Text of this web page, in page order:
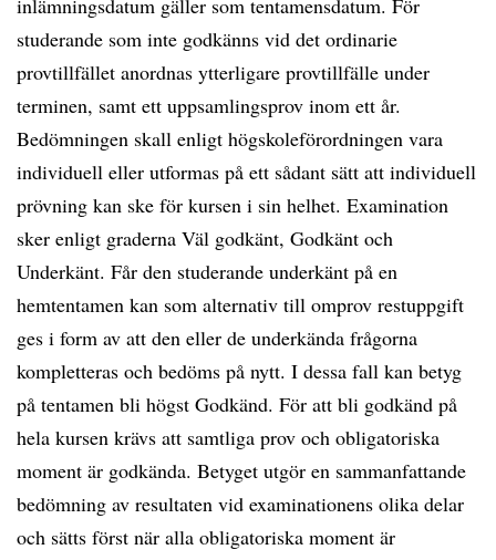
inlämningsdatum gäller som tentamensdatum. För
studerande som inte godkänns vid det ordinarie
provtillfället anordnas ytterligare provtillfälle under
terminen, samt ett uppsamlingsprov inom ett år.
Bedömningen skall enligt högskoleförordningen vara
individuell eller utformas på ett sådant sätt att individuell
prövning kan ske för kursen i sin helhet. Examination
sker enligt graderna Väl godkänt, Godkänt och
Underkänt. Får den studerande underkänt på en
hemtentamen kan som alternativ till omprov restuppgift
ges i form av att den eller de underkända frågorna
kompletteras och bedöms på nytt. I dessa fall kan betyg
på tentamen bli högst Godkänd. För att bli godkänd på
hela kursen krävs att samtliga prov och obligatoriska
moment är godkända. Betyget utgör en sammanfattande
bedömning av resultaten vid examinationens olika delar
och sätts först när alla obligatoriska moment är